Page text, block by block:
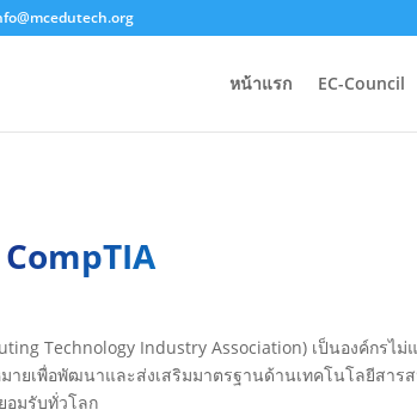
หน้าแรก EC-Council
Technology Industry Association) เป็นองค์กรไ
ายเพื่อพัฒนาและส่งเสริมมาตรฐานด้านเทคโนโลยีสาร
อมรับทั่วโลก